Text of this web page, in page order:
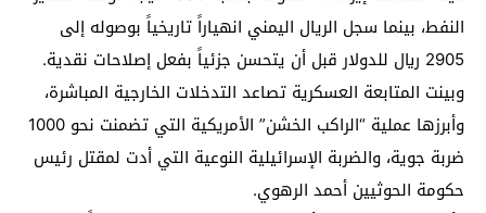
النفط، بينما سجل الريال اليمني انهياراً تاريخياً بوصوله إلى
2905 ريال للدولار قبل أن يتحسن جزئياً بفعل إصلاحات نقدية.
وبينت المتابعة العسكرية تصاعد التدخلات الخارجية المباشرة،
وأبرزها عملية “الراكب الخشن” الأمريكية التي تضمنت نحو 1000
ضربة جوية، والضربة الإسرائيلية النوعية التي أدت لمقتل رئيس
حكومة الحوثيين أحمد الرهوي.